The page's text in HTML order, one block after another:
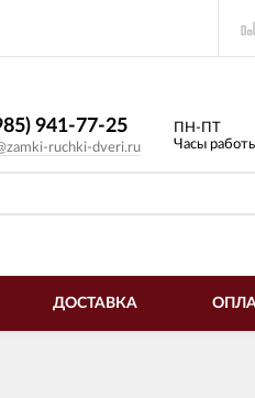
941-77-25
ruchki-dveri.ru
ПН-ПТ
Часы
ДОСТАВКА